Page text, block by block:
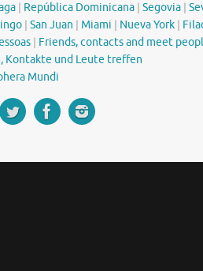
República Dominicana Segovia
San Juan Miami Nueva York
Friends, contacts and meet
Kontakte und Leute treffen
Mundi